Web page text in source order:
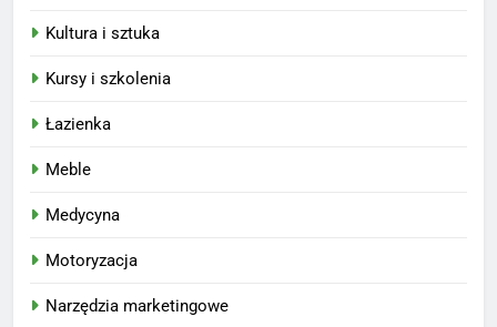
Kultura i sztuka
Kursy i szkolenia
Łazienka
Meble
Medycyna
Motoryzacja
Narzędzia marketingowe